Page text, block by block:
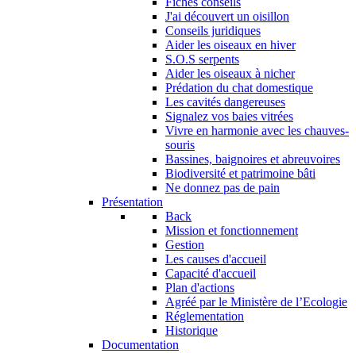
J'ai découvert un oisillon
Conseils juridiques
Aider les oiseaux en hiver
S.O.S serpents
Aider les oiseaux à nicher
Prédation du chat domestique
Les cavités dangereuses
Signalez vos baies vitrées
Vivre en harmonie avec les chauves-
souris
Bassines, baignoires et abreuvoires
Biodiversité et patrimoine bâti
Ne donnez pas de pain
Présentation
Back
Mission et fonctionnement
Gestion
Les causes d'accueil
Capacité d'accueil
Plan d'actions
Agréé par le Ministère de l’Ecologie
Réglementation
Historique
Documentation